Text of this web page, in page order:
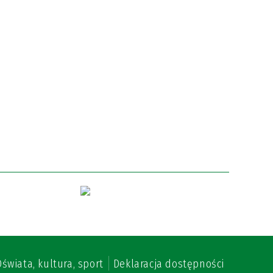
kultura, sport Deklaracja dostępności